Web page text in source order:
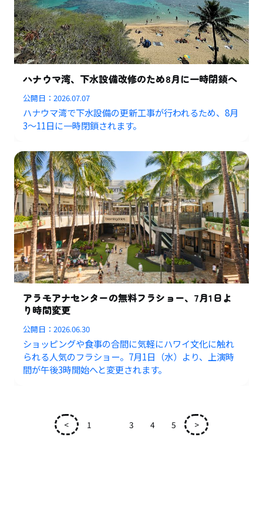
ハナウマ湾、下水設備改修のため8月に一時閉鎖へ
公開日：2026.07.07
ハナウマ湾で下水設備の更新工事が行われるため、8月
3〜11日に一時閉鎖されます。
アラモアナセンターの無料フラショー、7月1日よ
り時間変更
公開日：2026.06.30
ショッピングや食事の合間に気軽にハワイ文化に触れ
られる人気のフラショー。7月1日（水）より、上演時
間が午後3時開始へと変更されます。
< 1 3 4 5 >